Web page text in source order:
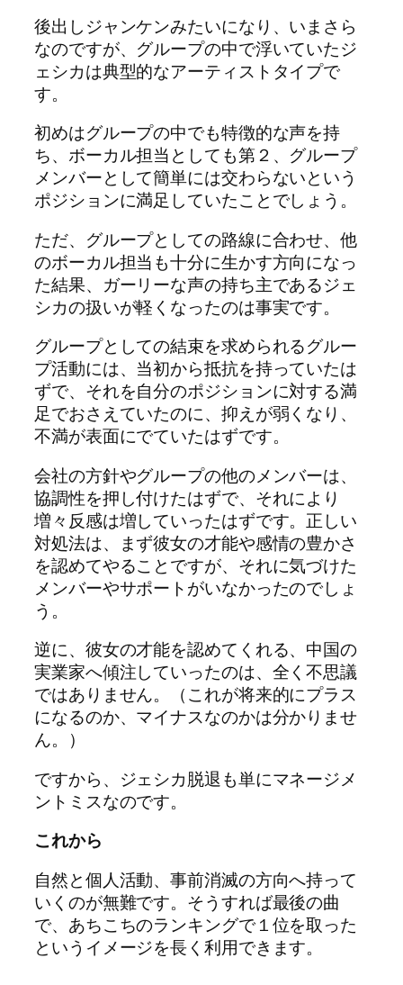
後出しジャンケンみたいになり、いまさら
なのですが、グループの中で浮いていたジ
ェシカは典型的なアーティストタイプで
す。
初めはグループの中でも特徴的な声を持
ち、ボーカル担当としても第２、グループ
メンバーとして簡単には交わらないという
ポジションに満足していたことでしょう。
ただ、グループとしての路線に合わせ、他
のボーカル担当も十分に生かす方向になっ
た結果、ガーリーな声の持ち主であるジェ
シカの扱いが軽くなったのは事実です。
グループとしての結束を求められるグルー
プ活動には、当初から抵抗を持っていたは
ずで、それを自分のポジションに対する満
足でおさえていたのに、抑えが弱くなり、
不満が表面にでていたはずです。
会社の方針やグループの他のメンバーは、
協調性を押し付けたはずで、それにより
増々反感は増していったはずです。正しい
対処法は、まず彼女の才能や感情の豊かさ
を認めてやることですが、それに気づけた
メンバーやサポートがいなかったのでしょ
う。
逆に、彼女の才能を認めてくれる、中国の
実業家へ傾注していったのは、全く不思議
ではありません。（これが将来的にプラス
になるのか、マイナスなのかは分かりませ
ん。）
ですから、ジェシカ脱退も単にマネージメ
ントミスなのです。
これから
自然と個人活動、事前消滅の方向へ持って
いくのが無難です。そうすれば最後の曲
で、あちこちのランキングで１位を取った
というイメージを長く利用できます。